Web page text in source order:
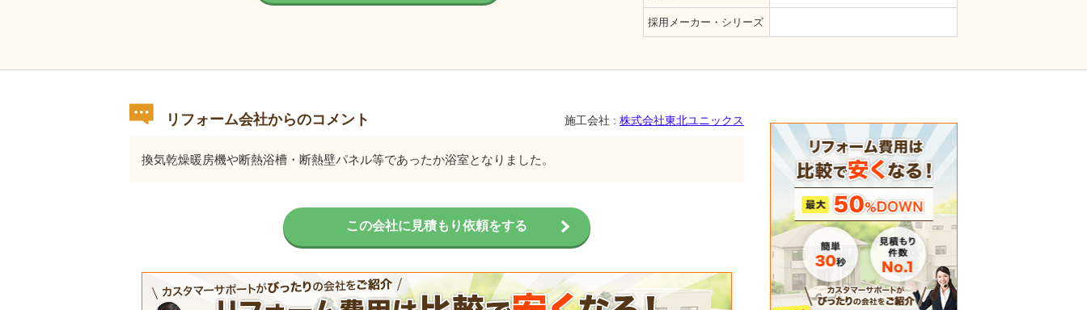
採用メーカー・シリーズ
リフォーム会社からのコメント 施工会社 : 株式会社東北ユニックス
換気乾燥暖房機や断熱浴槽・断熱壁パネル等であったか浴室となりました。
この会社に見積もり依頼をする